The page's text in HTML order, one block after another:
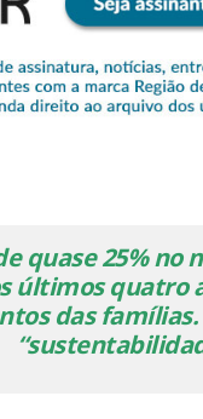
quase 25%
últimos quatro
das